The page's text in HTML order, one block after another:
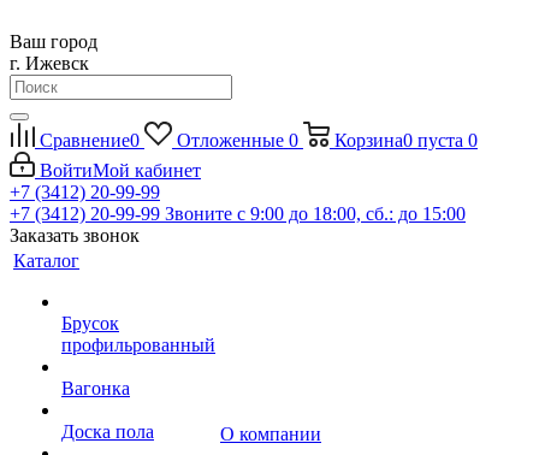
Ваш город
г. Ижевск
Сравнение0 Отложенные 0 Корзина0 пуста 0
ВойтиМой кабинет
+7 (3412) 20-99-99
+7 (3412) 20-99-99 Звоните с 9:00 до 18:00, сб.: до 15:00
Заказать звонок
Каталог
Брусок
профильрованный
Вагонка
Доска пола
О компании